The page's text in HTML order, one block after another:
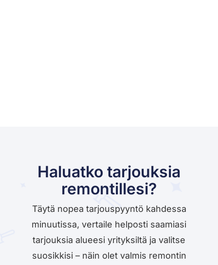
Haluatko tarjouksia
remontillesi?
Täytä nopea tarjouspyyntö kahdessa
minuutissa, vertaile helposti saamiasi
tarjouksia alueesi yrityksiltä ja valitse
suosikkisi – näin olet valmis remontin